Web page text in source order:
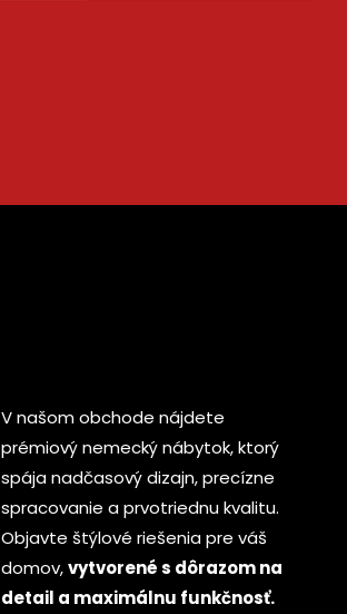
V našom obchode nájdete
prémiový nemecký nábytok, ktorý
spája nadčasový dizajn, precízne
spracovanie a prvotriednu kvalitu.
Objavte štýlové riešenia pre váš
domov,vytvorené s dôrazom na
detail a maximálnu funkčnosť.